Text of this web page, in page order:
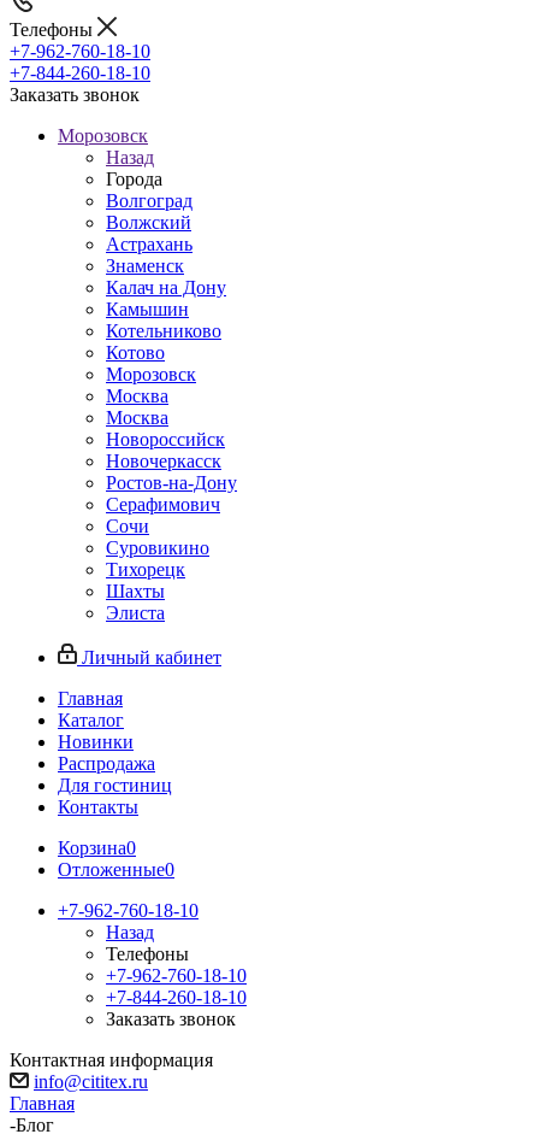
Телефоны
+7-962-760-18-10
+7-844-260-18-10
Заказать звонок
Морозовск
Назад
Города
Волгоград
Волжский
Астрахань
Знаменск
Калач на Дону
Камышин
Котельниково
Котово
Морозовск
Москва
Москва
Новороссийск
Новочеркасск
Ростов-на-Дону
Серафимович
Сочи
Суровикино
Тихорецк
Шахты
Элиста
Личный кабинет
Главная
Каталог
Новинки
Распродажа
Для гостиниц
Контакты
Корзина0
Отложенные0
+7-962-760-18-10
Назад
Телефоны
+7-962-760-18-10
+7-844-260-18-10
Заказать звонок
Контактная информация
info@cititex.ru
Главная
-Блог